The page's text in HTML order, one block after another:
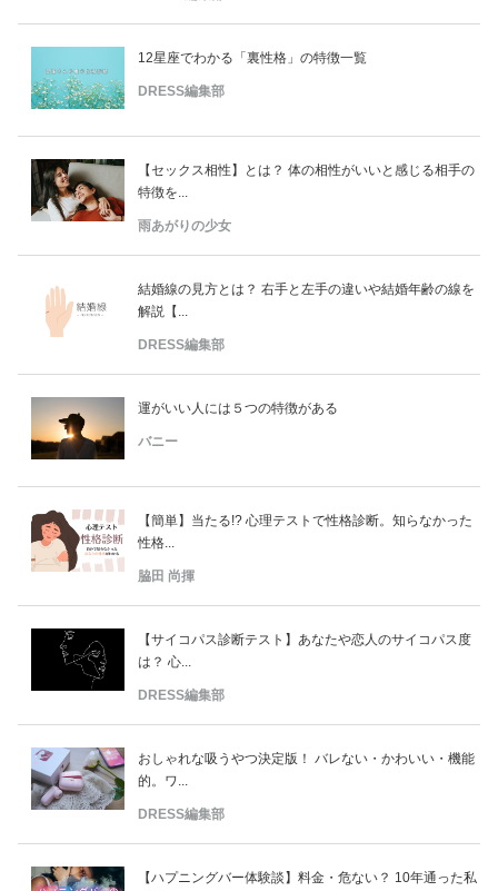
12星座でわかる「裏性格」の特徴一覧
DRESS編集部
【セックス相性】とは？ 体の相性がいいと感じる相手の
特徴を...
雨あがりの少女
結婚線の見方とは？ 右手と左手の違いや結婚年齢の線を
解説【...
DRESS編集部
運がいい人には５つの特徴がある
バニー
【簡単】当たる!? 心理テストで性格診断。知らなかった
性格...
脇田 尚揮
【サイコパス診断テスト】あなたや恋人のサイコパス度
は？ 心...
DRESS編集部
おしゃれな吸うやつ決定版！ バレない・かわいい・機能
的。ワ...
DRESS編集部
【ハプニングバー体験談】料金・危ない？ 10年通った私